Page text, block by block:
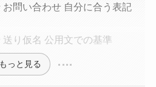
お問い合わせ 自分に合う表記
送り仮名 公用文での基準
もっと見る